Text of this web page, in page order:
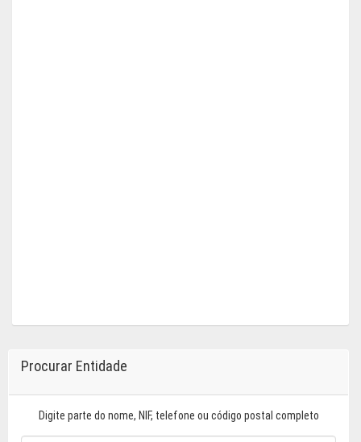
Procurar Entidade
Digite parte do nome, NIF, telefone ou código postal completo